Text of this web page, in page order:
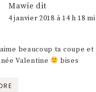
Mawie dit
4 janvier 2018 à 14 h 18
beaucoup ta coupe
Valentine
bises